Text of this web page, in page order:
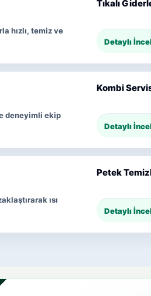
Tıkalı
hızlı, temiz ve
Detaylı
Kombi
deneyimli ekip
Detaylı
Petek
ısı
Detaylı